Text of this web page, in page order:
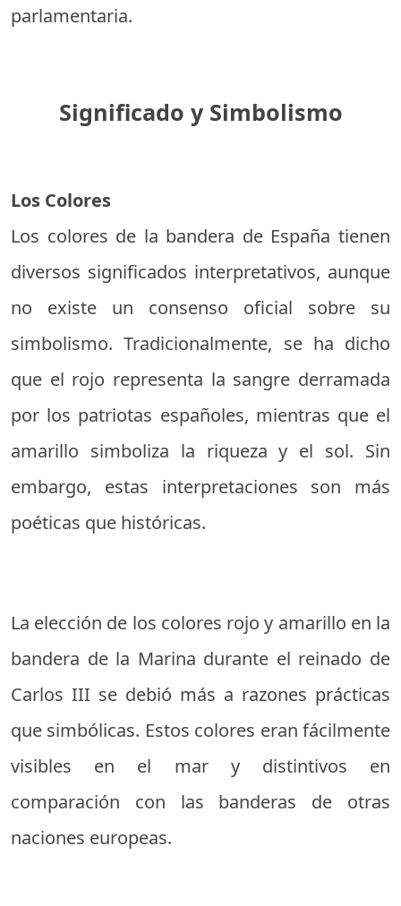
parlamentaria.
Significado y Simbolismo
Los Colores
Los colores de la bandera de España tienen
diversos significados interpretativos, aunque
no existe un consenso oficial sobre su
simbolismo. Tradicionalmente, se ha dicho
que el rojo representa la sangre derramada
por los patriotas españoles, mientras que el
amarillo simboliza la riqueza y el sol. Sin
embargo, estas interpretaciones son más
poéticas que históricas.
La elección de los colores rojo y amarillo en la
bandera de la Marina durante el reinado de
Carlos III se debió más a razones prácticas
que simbólicas. Estos colores eran fácilmente
visibles en el mar y distintivos en
comparación con las banderas de otras
naciones europeas.